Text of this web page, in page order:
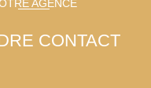
AGENCE
CONTACT